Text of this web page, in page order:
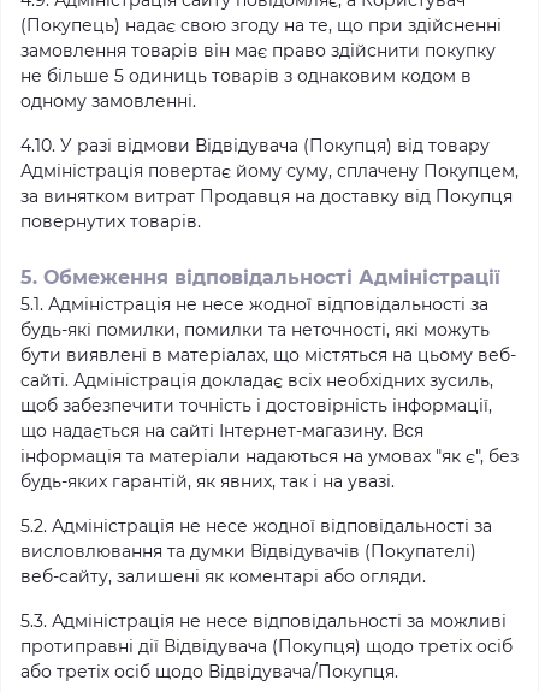
(Покупець) надає свою згоду на те, що при здійсненні
замовлення товарів він має право здійснити покупку
не більше 5 одиниць товарів з однаковим кодом в
одному замовленні.
4.10. У разі відмови Відвідувача (Покупця) від товару
Адміністрація повертає йому суму, сплачену Покупцем,
за винятком витрат Продавця на доставку від Покупця
повернутих товарів.
5. Обмеження відповідальності Адміністрації
5.1. Адміністрація не несе жодної відповідальності за
будь-які помилки, помилки та неточності, які можуть
бути виявлені в матеріалах, що містяться на цьому веб-
сайті. Адміністрація докладає всіх необхідних зусиль,
щоб забезпечити точність і достовірність інформації,
що надається на сайті Інтернет-магазину. Вся
інформація та матеріали надаються на умовах "як є", без
будь-яких гарантій, як явних, так і на увазі.
5.2. Адміністрація не несе жодної відповідальності за
висловлювання та думки Відвідувачів (Покупателі)
веб-сайту, залишені як коментарі або огляди.
5.3. Адміністрація не несе відповідальності за можливі
протиправні дії Відвідувача (Покупця) щодо третіх осіб
або третіх осіб щодо Відвідувача/Покупця.